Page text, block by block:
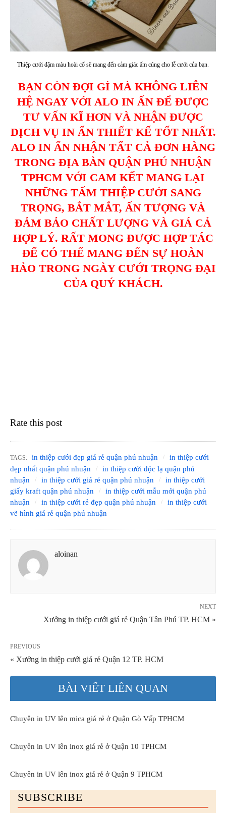
Thiệp cưới đậm màu hoài cổ sẽ mang đến cảm giác ấm cúng cho lễ cưới của bạn.
BẠN CÒN ĐỢI GÌ MÀ KHÔNG LIÊN
HỆ NGAY VỚI ALO IN ẤN ĐỂ ĐƯỢC
TƯ VẤN KĨ HƠN VÀ NHẬN ĐƯỢC
DỊCH VỤ IN ẤN THIẾT KẾ TỐT NHẤT.
ALO IN ẤN NHẬN TẤT CẢ ĐƠN HÀNG
TRONG ĐỊA BÀN QUẬN PHÚ NHUẬN
TPHCM VỚI CAM KẾT MANG LẠI
NHỮNG TẤM THIỆP CƯỚI SANG
TRỌNG, BẮT MẮT, ẤN TƯỢNG VÀ
ĐẢM BẢO CHẤT LƯỢNG VÀ GIÁ CẢ
HỢP LÝ. RẤT MONG ĐƯỢC HỢP TÁC
ĐỂ CÓ THỂ MANG ĐẾN SỰ HOÀN
HẢO TRONG NGÀY CƯỚI TRỌNG ĐẠI
CỦA QUÝ KHÁCH.
Rate this post
TAGS: in thiệp cưới đẹp giá rẻ quận phú nhuận
in thiệp cưới
đẹp nhất quận phú nhuận
in thiệp cưới độc lạ quận phú
nhuận
in thiệp cưới giá rẻ quận phú nhuận
in thiệp cưới
giấy kraft quận phú nhuận
in thiệp cưới mẫu mới quận phú
nhuận
in thiệp cưới rẻ đẹp quận phú nhuận
in thiệp cưới
vẽ hình giá rẻ quận phú nhuận
aloinan
NEXT
Xưởng in thiệp cưới giá rẻ Quận Tân Phú TP. HCM »
PREVIOUS
« Xưởng in thiệp cưới giá rẻ Quận 12 TP. HCM
BÀI VIẾT LIÊN QUAN
Chuyên in UV lên mica giá rẻ ở Quận Gò Vấp TPHCM
Chuyên in UV lên inox giá rẻ ở Quận 10 TPHCM
Chuyên in UV lên inox giá rẻ ở Quận 9 TPHCM
SUBSCRIBE